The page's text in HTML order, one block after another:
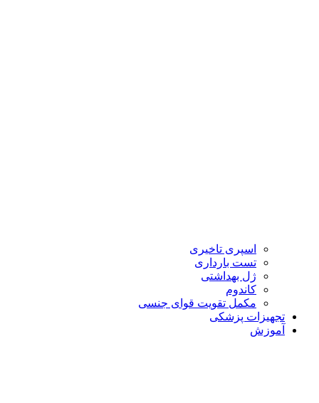
اسپری تاخیری
تست بارداری
ژل بهداشتی
کاندوم
مکمل تقویت قوای جنسی
تجهیزات پزشکی
آموزش